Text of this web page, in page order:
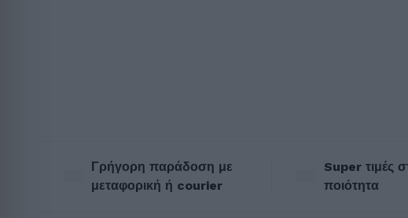
Γρήγορη παράδοση με
μεταφορική ή courier
Super τιμές
ποιότητα